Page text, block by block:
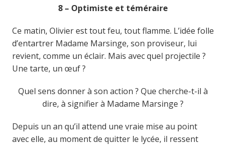
8 – Optimiste et téméraire
Ce matin, Olivier est tout feu, tout flamme. L’idée folle
d’entartrer Madame Marsinge, son proviseur, lui
revient, comme un éclair. Mais avec quel projectile ?
Une tarte, un œuf ?
Quel sens donner à son action ? Que cherche-t-il à
dire, à signifier à Madame Marsinge ?
Depuis un an qu’il attend une vraie mise au point
avec elle, au moment de quitter le lycée, il ressent